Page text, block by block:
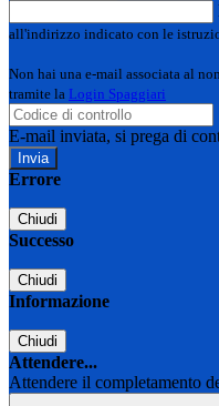
all'indirizzo indicato con le
Non hai una e-mail associata al
tramite la Login Spaggiari
E-mail inviata, si prega di
Errore
Chiudi
Successo
Chiudi
Informazione
Chiudi
Attendere...
Attendere il completamento